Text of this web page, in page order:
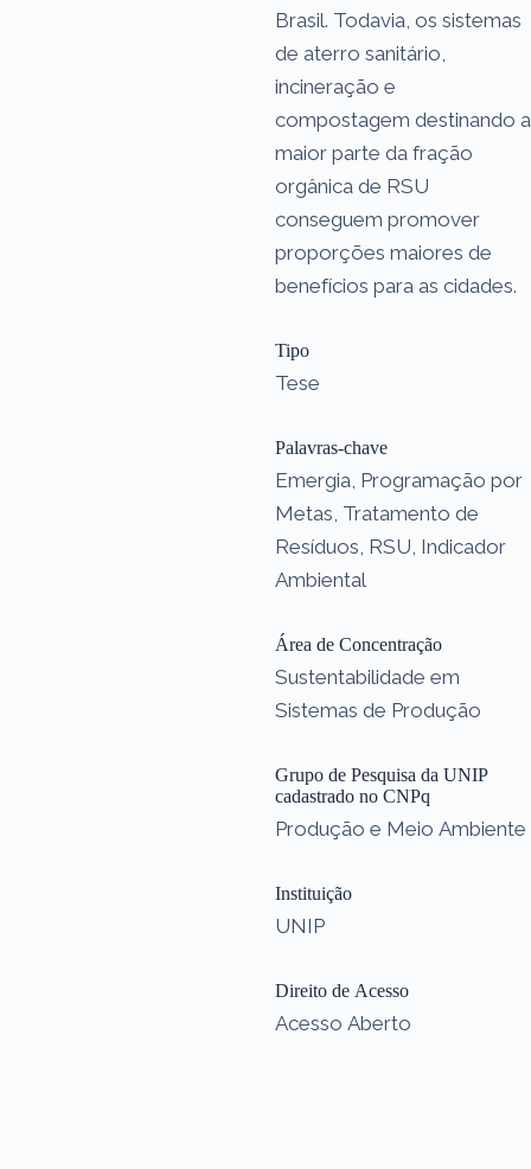
Brasil. Todavia, os sistemas
de aterro sanitário,
incineração e
compostagem destinando a
maior parte da fração
orgânica de RSU
conseguem promover
proporções maiores de
benefícios para as cidades.
Tipo
Tese
Palavras-chave
Emergia, Programação por
Metas, Tratamento de
Resíduos, RSU, Indicador
Ambiental
Área de Concentração
Sustentabilidade em
Sistemas de Produção
Grupo de Pesquisa da UNIP
cadastrado no CNPq
Produção e Meio Ambiente
Instituição
UNIP
Direito de Acesso
Acesso Aberto